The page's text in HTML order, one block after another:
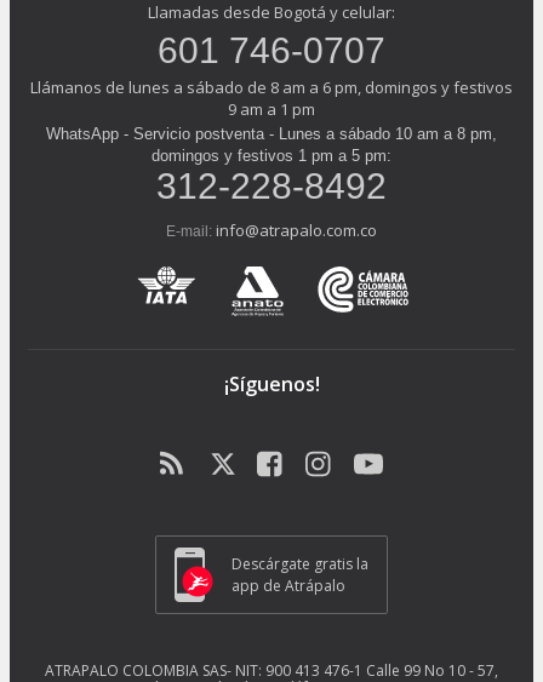
Llamadas desde Bogotá y celular:
601 746-0707
Llámanos de lunes a sábado de 8 am a 6 pm, domingos y festivos
9 am a 1 pm
WhatsApp - Servicio postventa - Lunes a sábado 10 am a 8 pm,
domingos y festivos 1 pm a 5 pm:
312-228-8492
E-mail: info@atrapalo.com.co
¡Síguenos!
Descárgate gratis la
app de Atrápalo
ATRAPALO COLOMBIA SAS- NIT: 900 413 476-1 Calle 99 No 10 - 57,